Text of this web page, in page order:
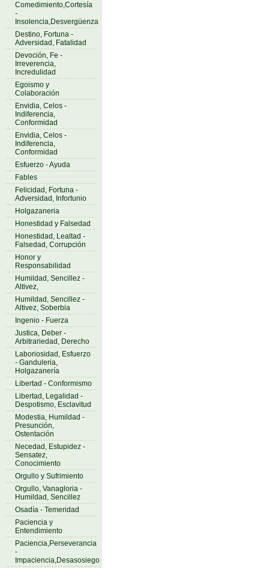
Comedimiento,Cortesía
-
Insolencia,Desvergüenza
Destino, Fortuna -
Adversidad, Fatalidad
Devoción, Fe -
Irreverencia,
Incredulidad
Egoismo y
Colaboración
Envidia, Celos -
Indiferencia,
Conformidad
Envidia, Celos -
Indiferencia,
Conformidad
Esfuerzo - Ayuda
Fables
Felicidad, Fortuna -
Adversidad, Infortunio
Holgazaneria
Honestidad y Falsedad
Honestidad, Lealtad -
Falsedad, Corrupción
Honor y
Responsabilidad
Humildad, Sencillez -
Altivez,
Humildad, Sencillez -
Altivez, Soberbia
Ingenio - Fuerza
Justica, Deber -
Arbitrariedad, Derecho
Laboriosidad, Esfuerzo
- Ganduleria,
Holgazanería
Libertad - Conformismo
Libertad, Legalidad -
Despotismo, Esclavitud
Modestia, Humildad -
Presunción,
Ostentación
Necedad, Estupidez -
Sensatez,
Conocimiento
Orgullo y Sufrimiento
Orgullo, Vanagloria -
Humildad, Sencillez
Osadía - Temeridad
Paciencia y
Entendimiento
Paciencia,Perseverancia
-
Impaciencia,Desasosiego